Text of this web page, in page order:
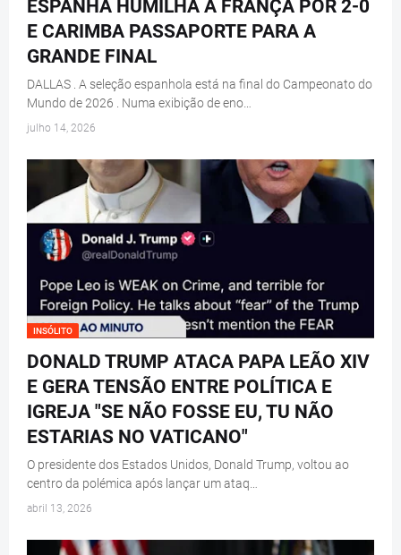
ESPANHA HUMILHA A FRANÇA POR 2-0
E CARIMBA PASSAPORTE PARA A
GRANDE FINAL
DALLAS . A seleção espanhola está na final do Campeonato do
Mundo de 2026 . Numa exibição de eno…
julho 14, 2026
INSÓLITO
DONALD TRUMP ATACA PAPA LEÃO XIV
E GERA TENSÃO ENTRE POLÍTICA E
IGREJA "SE NÃO FOSSE EU, TU NÃO
ESTARIAS NO VATICANO"
O presidente dos Estados Unidos, Donald Trump, voltou ao
centro da polémica após lançar um ataq…
abril 13, 2026